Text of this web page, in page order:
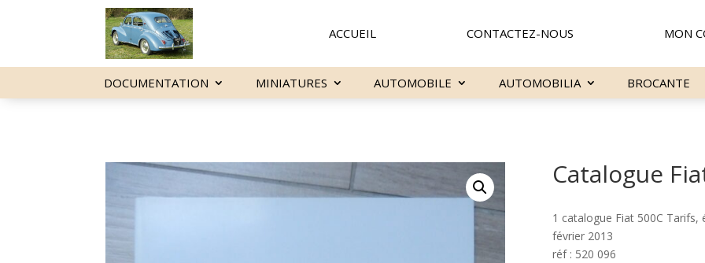
ACCUEIL CONTACTEZ-NOUS MON
DOCUMENTATION MINIATURES AUTOMOBILE AUTOMOBILIA BROCANTE
Catalogue
1 catalogue Fiat 500C
février 2013
réf : 520 096